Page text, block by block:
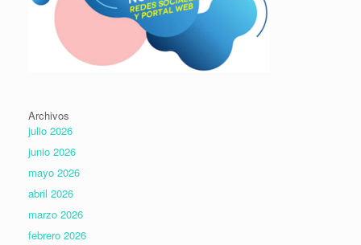
Archivos
julio 2026
junio 2026
mayo 2026
abril 2026
marzo 2026
febrero 2026